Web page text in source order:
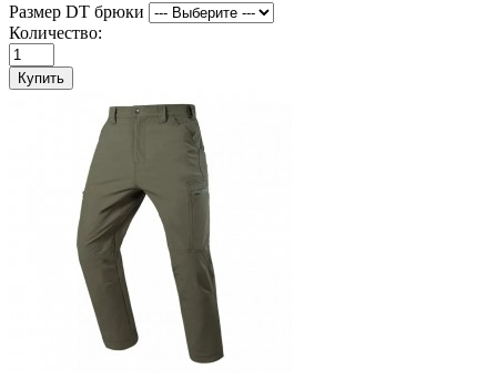
Размер DT брюки
Количество:
Купить